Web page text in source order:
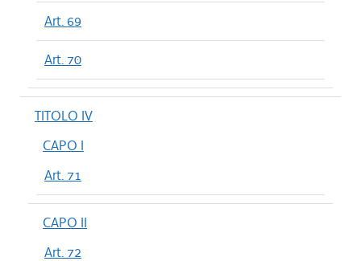
Art. 69
Art. 70
TITOLO IV
CAPO I
Art. 71
CAPO II
Art. 72